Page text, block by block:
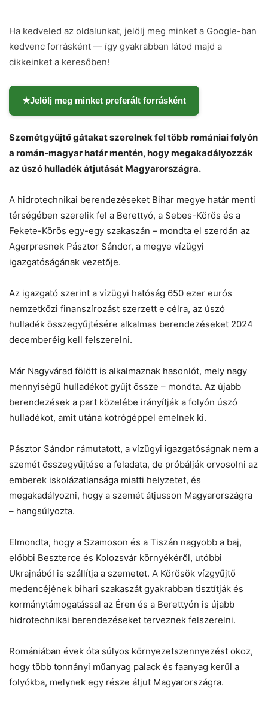
Ha kedveled az oldalunkat, jelölj meg minket a Google-ban
kedvenc forrásként — így gyakrabban látod majd a
cikkeinket a keresőben!
★Jelölj meg minket preferált forrásként
Szemétgyűjtő gátakat szerelnek fel több romániai folyón
a román-magyar határ mentén, hogy megakadályozzák
az úszó hulladék átjutását Magyarországra.
A hidrotechnikai berendezéseket Bihar megye határ menti
térségében szerelik fel a Berettyó, a Sebes-Körös és a
Fekete-Körös egy-egy szakaszán – mondta el szerdán az
Agerpresnek Pásztor Sándor, a megye vízügyi
igazgatóságának vezetője.
Az igazgató szerint a vízügyi hatóság 650 ezer eurós
nemzetközi finanszírozást szerzett e célra, az úszó
hulladék összegyűjtésére alkalmas berendezéseket 2024
decemberéig kell felszerelni.
Már Nagyvárad fölött is alkalmaznak hasonlót, mely nagy
mennyiségű hulladékot gyűjt össze – mondta. Az újabb
berendezések a part közelébe irányítják a folyón úszó
hulladékot, amit utána kotrógéppel emelnek ki.
Pásztor Sándor rámutatott, a vízügyi igazgatóságnak nem a
szemét összegyűjtése a feladata, de próbálják orvosolni az
emberek iskolázatlansága miatti helyzetet, és
megakadályozni, hogy a szemét átjusson Magyarországra
– hangsúlyozta.
Elmondta, hogy a Szamoson és a Tiszán nagyobb a baj,
előbbi Beszterce és Kolozsvár környékéről, utóbbi
Ukrajnából is szállítja a szemetet. A Körösök vízgyűjtő
medencéjének bihari szakaszát gyakrabban tisztítják és
kormánytámogatással az Éren és a Berettyón is újabb
hidrotechnikai berendezéseket terveznek felszerelni.
Romániában évek óta súlyos környezetszennyezést okoz,
hogy több tonnányi műanyag palack és faanyag kerül a
folyókba, melynek egy része átjut Magyarországra.
Helló! Miben segíthetek ma?